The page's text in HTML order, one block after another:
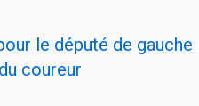
le député de gauche
coureur